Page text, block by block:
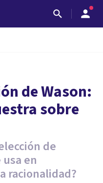
de Wason:
sobre
de
en
racionalidad?